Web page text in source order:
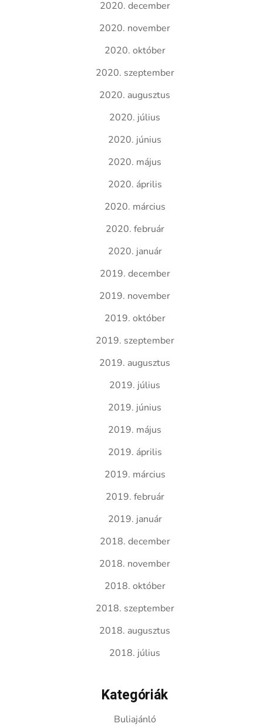
2020. december
2020. november
2020. október
2020. szeptember
2020. augusztus
2020. július
2020. június
2020. május
2020. április
2020. március
2020. február
2020. január
2019. december
2019. november
2019. október
2019. szeptember
2019. augusztus
2019. július
2019. június
2019. május
2019. április
2019. március
2019. február
2019. január
2018. december
2018. november
2018. október
2018. szeptember
2018. augusztus
2018. július
Kategóriák
Buliajánló